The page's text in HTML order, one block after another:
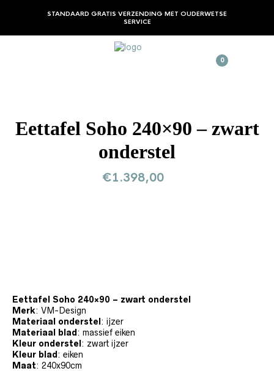
STANDAARD GRATIS VERZENDING MET OUDERWETSE
SERVICE
0
Eettafel Soho 240×90 – zwart
onderstel
€1.398,00
Eettafel Soho 240×90 – zwart onderstel
Merk: VM-Design
Materiaal onderstel : ijzer
Materiaal blad : massief eiken
Kleur onderstel : zwart ijzer
Kleur blad : eiken
Maat: 240x90cm